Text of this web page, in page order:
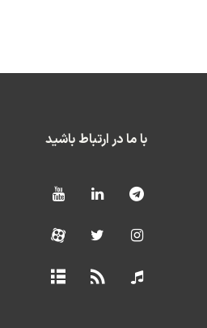
با ما در ارتباط باشید